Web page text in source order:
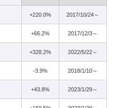
+220.0% 2017/10/24～
+66.2% 2017/12/3～
+328.2% 2022/5/22～
-3.9% 2018/1/10～
+43.8% 2023/1/29～